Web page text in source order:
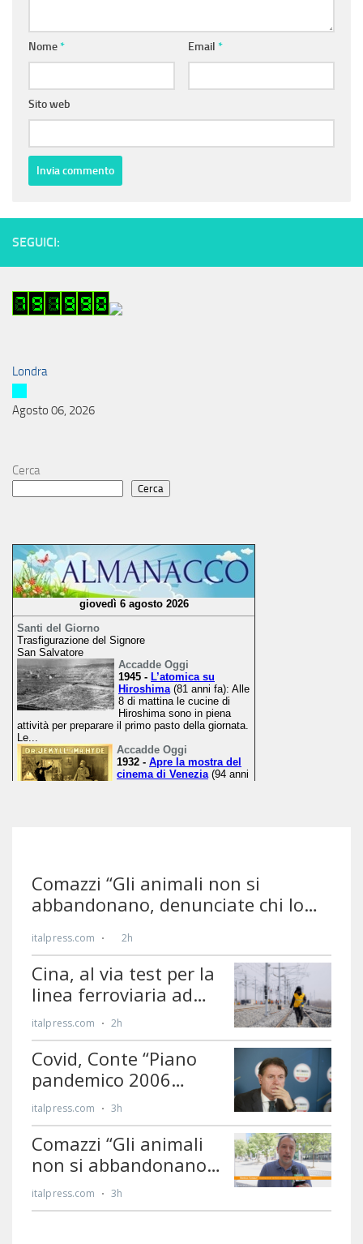
Nome* Email *
Sito web
SEGUICI:
Londra
Agosto 06, 2026
Cerca
Cerca